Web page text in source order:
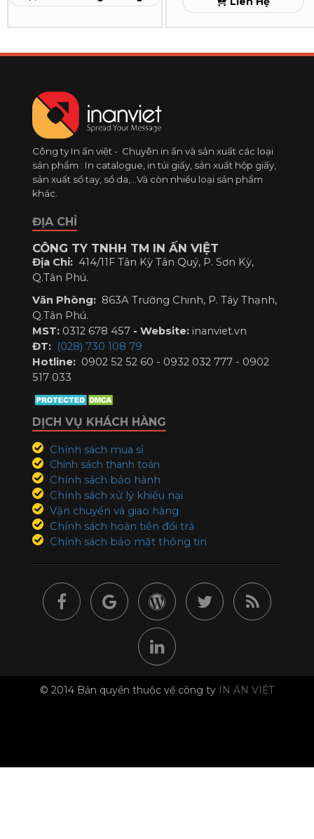
Công ty In ấn việt - Chuyên in ấn và sản xuất các loại
sản phẩm : In catalogue, in túi giấy, sản xuất hộp giấy,
sản xuất sổ tay, sổ da,...Và còn nhiều loại sản phẩm
khác.
ĐỊA CHỈ
CÔNG TY TNHH TM IN ẤN VIỆT
Địa Chỉ: 414/11F Tân Kỳ Tân Quý, P. Sơn Kỳ,
Q.Tân Phú.
Văn Phòng: 863A Trường Chinh, P. Tây Thạnh,
Q.Tân Phú.
MST: 0312 678 457- Website: inanviet.vn
ĐT: (028) 730 108 79
Hotline: 0902 52 52 60 - 0932 032 777 - 0902
517 033
DỊCH VỤ KHÁCH HÀNG
Chính sách mua sỉ
Chính sách thanh toán
Chính sách bảo hành
Chính sách xử lý khiếu nại
Vận chuyển và giao hàng
Chính sách hoàn tiền đổi trả
Chính sách bảo mật thông tin
© 2014 Bản quyền thuộc về công ty IN ẤN VIỆT